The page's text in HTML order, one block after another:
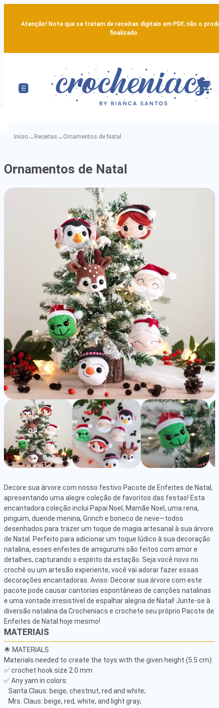
Atenção! Note que se tratam de receitas digitais em PDF, não o
finalizado.
Início → Receitas → Ornamentos de Natal
de
Natal
-
Detailed
Amigurumi
Pattern
Ornamentos de Natal
Decore sua árvore com nosso festivo Pacote de Enfeites de Natal,
apresentando uma alegre coleção de favoritos das festas! Esta
encantadora coleção inclui Papai Noel, Mamãe Noel, uma rena,
pinguim, duende menina, Grinch e boneco de neve—todos
desenhados para trazer um toque de magia artesanal à sua árvore
de Natal. Perfeito para adicionar um toque lúdico à sua decoração
natalina, esses enfeites de amigurumi são feitos com amor e
detalhes, capturando o espírito da estação. Seja você novo no
crochê ou um artesão experiente, você vai adorar fazer essas
decorações encantadoras. Aviso: Decorar sua árvore com este
pacote pode causar cantorias espontâneas de canções natalinas
e uma vontade irresistível de espalhar alegria de Natal! Junte-se à
diversão natalina da Crocheniacs e crochete seu próprio Pacote de
Enfeites de Natal hoje mesmo!
MATERIAIS
🌟 MATERIALS
Materials needed to create the toys with the given height (5.5 cm):
✅ crochet hook size 2.0 mm
✅ Any yarn in colors: